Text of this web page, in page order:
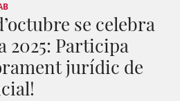
se celebra
2025: Participa
jurídic de